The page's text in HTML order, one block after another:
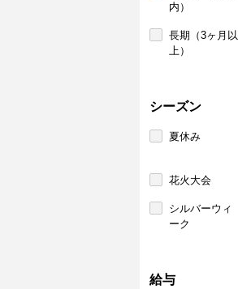
内）
長期（3ヶ月以
上）
シーズン
夏休み
花火大会
シルバーウィ
ーク
給与